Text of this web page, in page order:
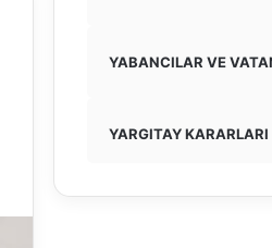
YABANCILAR VE
YARGITAY KARARLARI